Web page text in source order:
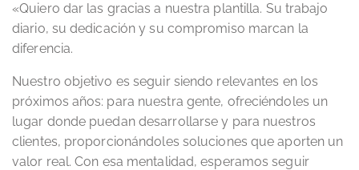
«Quiero dar las gracias a nuestra plantilla. Su trabajo
diario, su dedicación y su compromiso marcan la
diferencia.
Nuestro objetivo es seguir siendo relevantes en los
próximos años: para nuestra gente, ofreciéndoles un
lugar donde puedan desarrollarse y para nuestros
clientes, proporcionándoles soluciones que aporten un
valor real. Con esa mentalidad, esperamos seguir